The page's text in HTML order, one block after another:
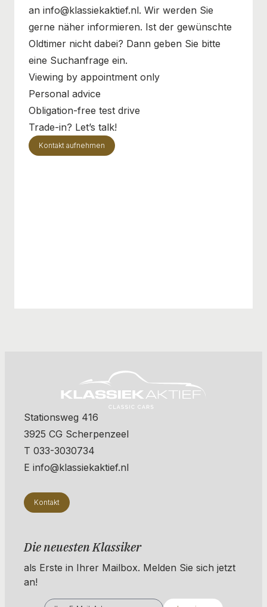
an info@klassiekaktief.nl. Wir werden Sie
gerne näher informieren. Ist der gewünschte
Oldtimer nicht dabei? Dann geben Sie bitte
eine Suchanfrage ein.
Viewing by appointment only
Personal advice
Obligation-free test drive
Trade-in? Let’s talk!
Kontakt aufnehmen
Stationsweg 416
3925 CG Scherpenzeel
T 033-3030734
E info@klassiekaktief.nl
Kontakt
Die neuesten Klassiker
als Erste in Ihrer Mailbox. ​​​​​​Melden Sie sich jetzt
an!